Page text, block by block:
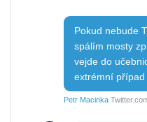
Pokud nebude
spálím mosty
vejde do
extrémní případ
Petr Macinka